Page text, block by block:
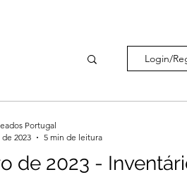
Login/
de 2023 -
Portugal
2023
5 min de leitura